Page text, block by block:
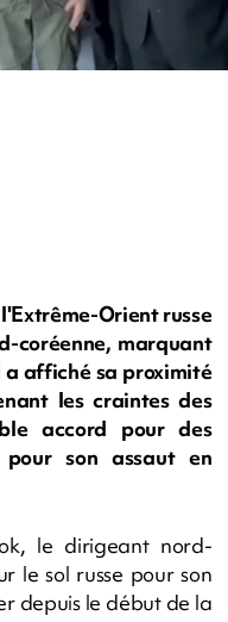
Orient russe
coréenne, marquant
a affiché sa proximité
les craintes des
accord pour des
pour son assaut en
le dirigeant nord-
le sol russe pour son
depuis le début de la